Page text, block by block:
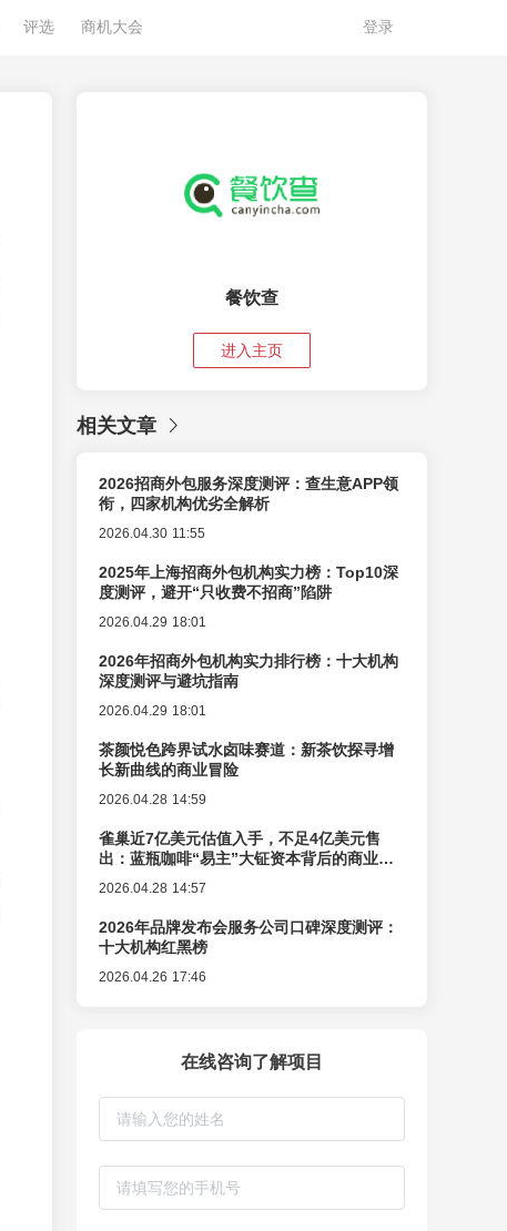
评选 商机大会 登录
餐饮查
进入主页
相关文章
2026招商外包服务深度测评：查生意APP领
衔，四家机构优劣全解析
2026.04.30 11:55
2025年上海招商外包机构实力榜：Top10深
度测评，避开“只收费不招商”陷阱
2026.04.29 18:01
2026年招商外包机构实力排行榜：十大机构
深度测评与避坑指南
2026.04.29 18:01
茶颜悦色跨界试水卤味赛道：新茶饮探寻增
长新曲线的商业冒险
2026.04.28 14:59
雀巢近7亿美元估值入手，不足4亿美元售
出：蓝瓶咖啡“易主”大钲资本背后的商业逻
2026.04.28 14:57
2026年品牌发布会服务公司口碑深度测评：
十大机构红黑榜
2026.04.26 17:46
在线咨询了解项目